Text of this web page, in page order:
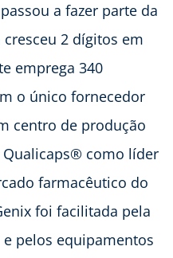
a fazer parte da
2 dígitos em
emprega 340
o único fornecedor
centro de produção
como líder
farmacêutico do
foi facilitada pela
pelos equipamentos